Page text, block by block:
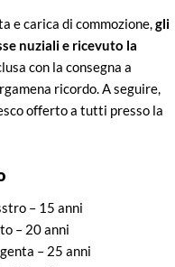
e carica di commozione,gli
nuziali e ricevuto la
con la consegna a
ricordo. A seguire,
offerto a tutti presso la
– 15 anni
– 20 anni
– 25 anni